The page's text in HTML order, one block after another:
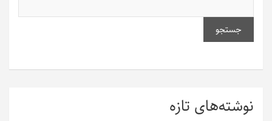
جستجو
نوشته‌های تازه